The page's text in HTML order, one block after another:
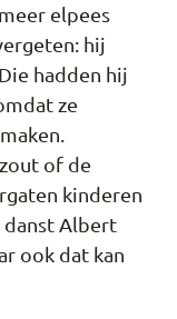
elpees
hij
hadden hij
ze
of de
kinderen
danst Albert
ook dat kan